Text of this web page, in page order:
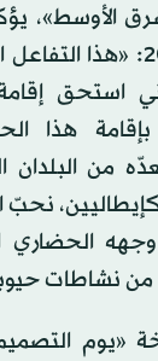
الأوسط»،
نسخة عام 2024: «هذا
استحق
هذا
من البلدان
كإيطاليين، نحبّ
وجهه
من نشاطات
«يوم التصميم